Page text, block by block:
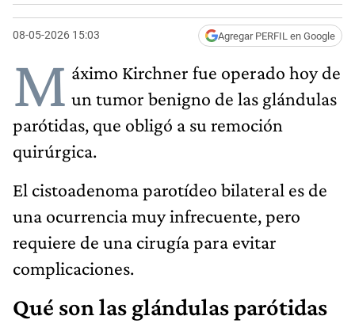
08-05-2026 15:03 Agregar PERFIL en Google
M áximo Kirchner fue operado hoy de
un tumor benigno de las glándulas
parótidas, que obligó a su remoción
quirúrgica.
El cistoadenoma parotídeo bilateral es de
una ocurrencia muy infrecuente, pero
requiere de una cirugía para evitar
complicaciones.
Qué son las glándulas parótidas